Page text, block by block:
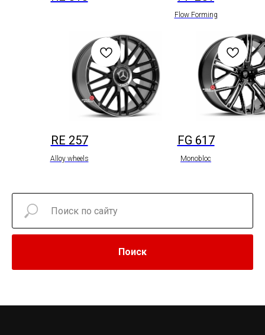
Flow Forming
RE 257
Alloy wheels
FG 617
Monobloc
Поиск